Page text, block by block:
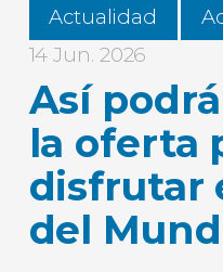
Actualidad
14 Jun. 2026
Así
la oferta
disfrutar
del